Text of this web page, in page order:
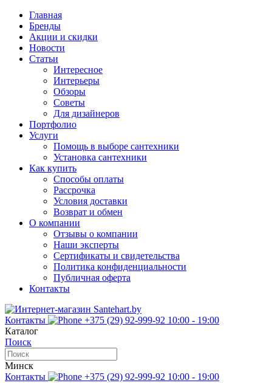
Главная
Бренды
Акции и скидки
Новости
Статьи
Интересное
Интерьеры
Обзоры
Советы
Для дизайнеров
Портфолио
Услуги
Помощь в выборе сантехники
Установка сантехники
Как купить
Способы оплаты
Рассрочка
Условия доставки
Возврат и обмен
О компании
Отзывы о компании
Наши эксперты
Сертификаты и свидетельства
Политика конфиденциальности
Публичная оферта
Контакты
Контакты +375 (29) 92-999-92 10:00 - 19:00
Каталог
Поиск
Минск
Контакты
+375 (29) 92-999-92 10:00 - 19:00